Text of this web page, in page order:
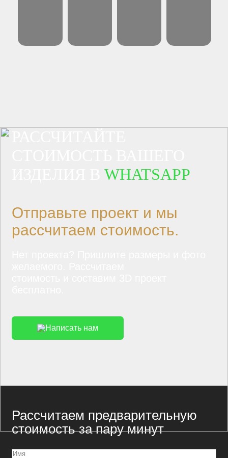
ИЗДЕЛИЯ ВWHATSAPP
Отправьте проект и мы
рассчитаем стоимость.
Написать нам
Рассчитаем предварительную
стоимость за пару минут
Имя